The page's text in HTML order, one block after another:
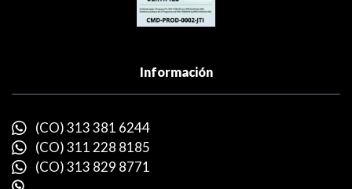
Información
(CO) 313 381 6244
(CO) 311 228 8185
(CO) 313 829 8771